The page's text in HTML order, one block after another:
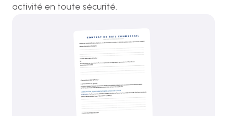
activité en toute sécurité.